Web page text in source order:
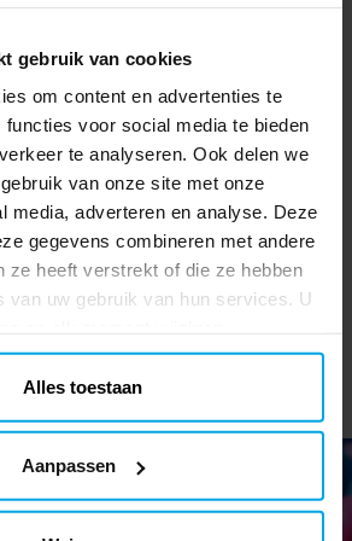
gebruik van cookies
om content en advertenties te
functies voor social media te bieden
te analyseren. Ook delen we
van onze site met onze
media, adverteren en analyse. Deze
gegevens combineren met andere
ze heeft verstrekt of die ze hebben
van uw gebruik van hun services. U
Alles toestaan
Aanpassen
Super Mario Gummen 4
stuks
Prijs:€ 3,90
€ 3,90
TOEVOEGEN